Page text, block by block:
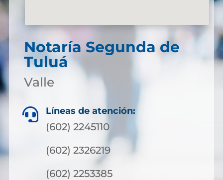
Notaría Segunda de
Tuluá
Valle
 Líneas de atención:
(602) 2245110
(602) 2326219
(602) 2253385